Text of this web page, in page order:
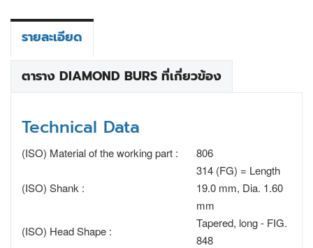
รายละเอียด
ตาราง DIAMOND BURS ที่เกี่ยวข้อง
Technical Data
(ISO) Material of the working part : 806
(ISO) Shank :
314 (FG) = Length
19.0 mm, Dia. 1.60
mm
(ISO) Head Shape :
Tapered, long - FIG.
848